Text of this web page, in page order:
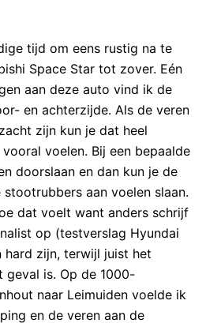
tijd om eens rustig na te
Space Star tot zover. Eén
aan deze auto vind ik de
en achterzijde. Als de veren
zijn kun je dat heel
voelen. Bij een bepaalde
doorslaan en dan kun je de
aan voelen slaan.
dat voelt want anders schrijf
op (testverslag Hyundai
hard zijn, terwijl juist het
geval is. Op de 1000-
naar Leimuiden voelde ik
en de veren aan de